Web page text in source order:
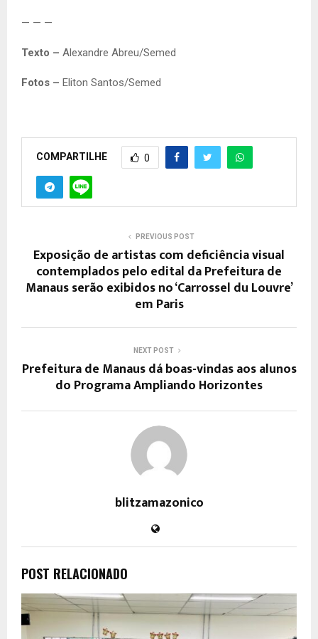
— — —
Texto – Alexandre Abreu/Semed
Fotos – Eliton Santos/Semed
COMPARTILHE 0
PREVIOUS POST
Exposição de artistas com deficiência visual
contemplados pelo edital da Prefeitura de
Manaus serão exibidos no ‘Carrossel du Louvre’
em Paris
NEXT POST
Prefeitura de Manaus dá boas-vindas aos alunos
do Programa Ampliando Horizontes
blitzamazonico
POST RELACIONADO